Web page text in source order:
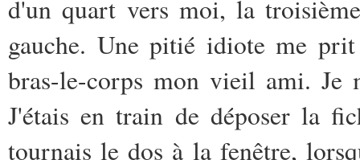
d'un quart vers moi, la
gauche. Une pitié idiote me
bras-le-corps mon vieil ami. Je
J'étais en train de déposer la
tournais le dos à la fenêtre,